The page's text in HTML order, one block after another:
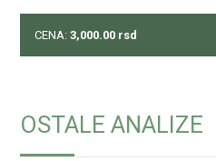
CENA: 3,000.00 rsd
OSTALE ANALIZE